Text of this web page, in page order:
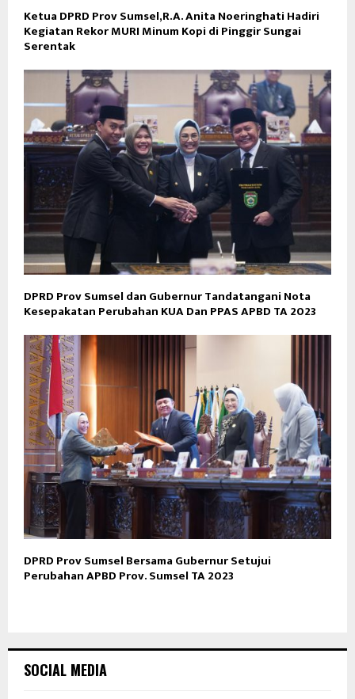
Ketua DPRD Prov Sumsel,R.A. Anita Noeringhati Hadiri
Kegiatan Rekor MURI Minum Kopi di Pinggir Sungai
Serentak
DPRD Prov Sumsel dan Gubernur Tandatangani Nota
Kesepakatan Perubahan KUA Dan PPAS APBD TA 2023
DPRD Prov Sumsel Bersama Gubernur Setujui
Perubahan APBD Prov. Sumsel TA 2023
SOCIAL MEDIA